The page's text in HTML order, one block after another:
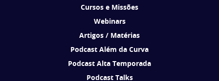
Cursos e Missões
Webinars
Artigos / Matérias
Podcast Além da Curva
Podcast Alta Temporada
Podcast Talks